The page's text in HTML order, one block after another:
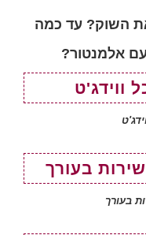
השוק? עד כמה
אלמנטור?